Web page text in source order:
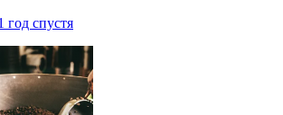
год спустя